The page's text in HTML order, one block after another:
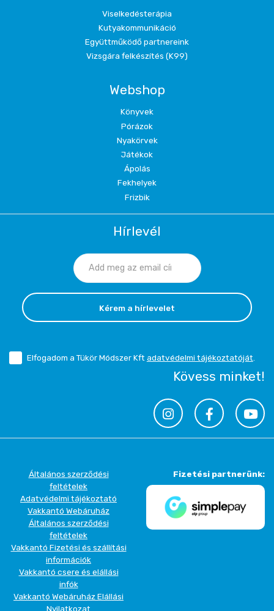
Viselkedésterápia
Kutyakommunikáció
Együttműködő partnereink
Vizsgára felkészítés (K99)
Webshop
Könyvek
Pórázok
Nyakörvek
Játékok
Ápolás
Fekhelyek
Frizbik
Hírlevél
Kérem a hírlevelet
Elfogadom a Tükör Módszer Kftadatvédelmi tájékoztatóját.
Kövess minket!
Általános szerződési
feltételek
Adatvédelmi tájékoztató
Vakkantó Webáruház
Általános szerződési
feltételek
Vakkantó Fizetési és szállítási
információk
Vakkantó csere és elállási
infók
Vakkantó Webáruház Elállási
Nyilatkozat
Fizetési partnerünk: